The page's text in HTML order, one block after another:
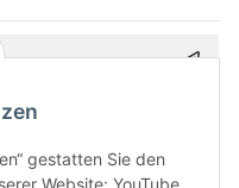
gestatten Sie den